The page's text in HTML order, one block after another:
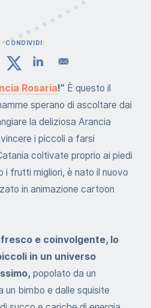
CONDIVIDI:
Rosaria!” È questo il
sperano di ascoltare dai
la deliziosa Arancia
i piccoli a farsi
coltivate proprio ai piedi
i frutti migliori, è nato il nuovo
in animazione cartoon
e coinvolgente, lo
in un universo
popolato da un
un bimbo e dalle squisite